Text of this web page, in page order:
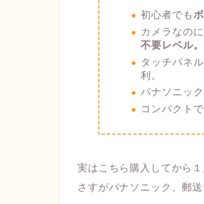
初心者でも
カメラなの
不要レベル。
タッチパネ
利。
パナソニッ
コンパクト
実はこちら購入してから
さすがパナソニック、郵